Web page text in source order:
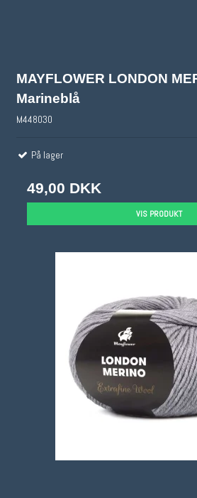
MAYFLOWER LONDON
Marineblå
M448030
På lager
49,00 DKK
VIS PRODUKT